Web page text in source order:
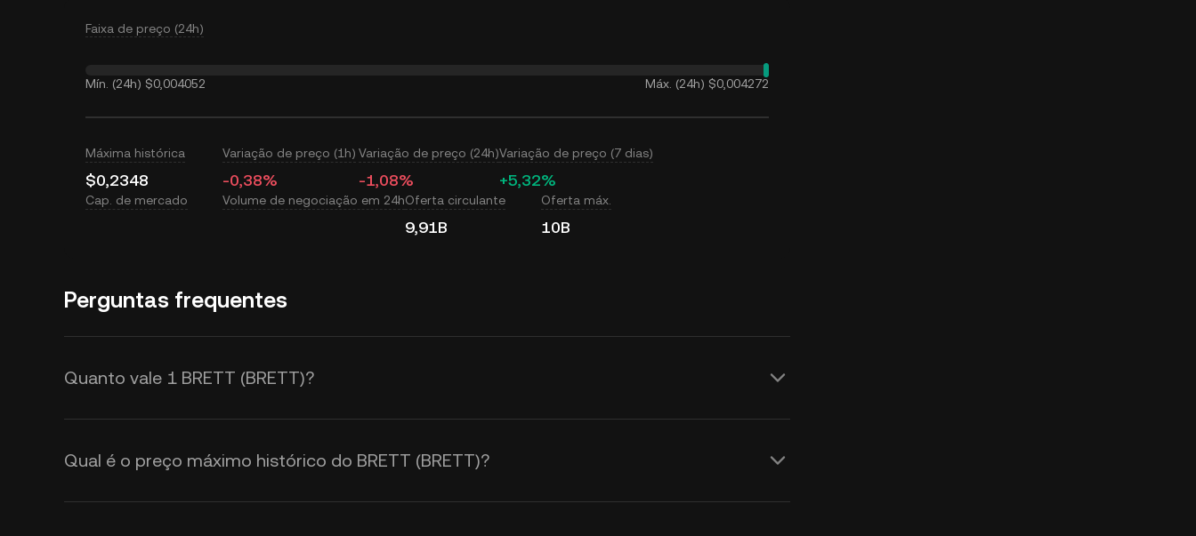
Faixa de preço (24h)
Mín. (24h) $0,004052 Máx. (24h) $0,004272
Máxima histórica
$0,2348
Variação de preço (1h)
-0,38%
Variação de preço (24h)
-1,08%
Variação de preço (7 dias)
+5,32%
Cap. de mercado Volume de negociação em 24hOferta circulante
9,91B
Oferta máx.
10B
Perguntas frequentes
Quanto vale 1 BRETT (BRETT)?
A KuCoin fornece atualizações em tempo real do preço do BRETT (BRETT)
em USD. O preço do BRETT é afetado pela oferta e demanda, bem como
Qual é o preço máximo histórico do BRETT (BRETT)?